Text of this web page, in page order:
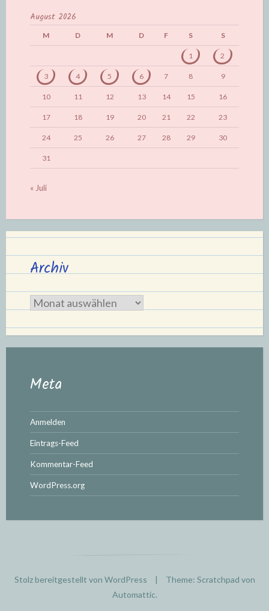
August 2026
M D M D F S S
1 2
3 4 5 6 7 8 9
10 11 12 13 14 15 16
17 18 19 20 21 22 23
24 25 26 27 28 29 30
31
« Juli
Archiv
Archiv
Meta
Anmelden
Eintrags-Feed
Kommentar-Feed
WordPress.org
Stolz bereitgestellt von WordPress |
Theme: Scratchpad von
Automattic.